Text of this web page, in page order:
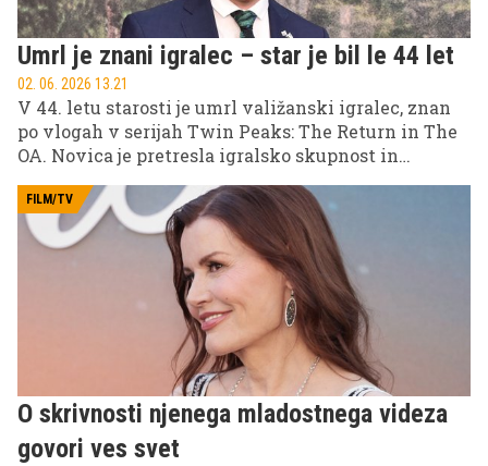
Umrl je znani igralec – star je bil le 44 let
02. 06. 2026 13.21
V 44. letu starosti je umrl valižanski igralec, znan
po vlogah v serijah Twin Peaks: The Return in The
OA. Novica je pretresla igralsko skupnost in
njegove oboževalce po svetu.
FILM/TV
O skrivnosti njenega mladostnega videza
govori ves svet